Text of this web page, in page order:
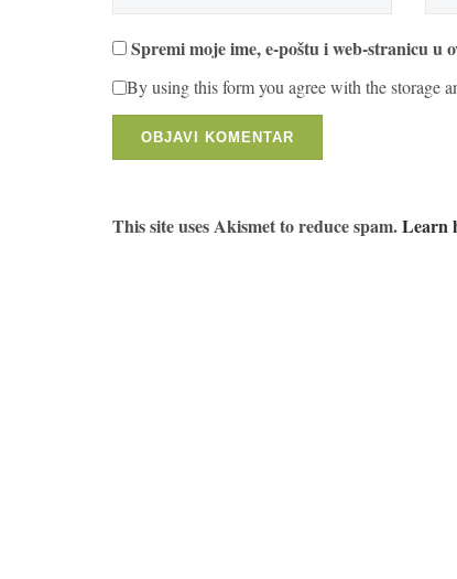
Spremi moje ime, e-poštu i web-stranicu u
By using this form you agree with the storage
This site uses Akismet to reduce spam.Learn